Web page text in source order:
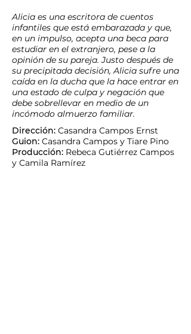
Alicia es una escritora de cuentos
infantiles que está embarazada y que,
en un impulso, acepta una beca para
estudiar en el extranjero, pese a la
opinión de su pareja. Justo después de
su precipitada decisión, Alicia sufre una
caída en la ducha que la hace entrar en
una estado de culpa y negación que
debe sobrellevar en medio de un
incómodo almuerzo familiar.
Dirección: Casandra Campos Ernst
Guion: Casandra Campos y Tiare Pino
Producción: Rebeca Gutiérrez Campos
y Camila Ramírez